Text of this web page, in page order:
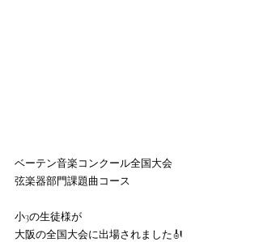
ベーテン音楽コンクール全国大会
弦楽器部門課題曲コース
小3の生徒様が
大阪の全国大会に出場されました🎻